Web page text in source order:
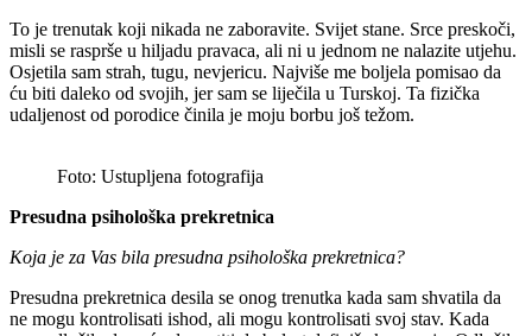
To je trenutak koji nikada ne zaboravite. Svijet stane. Srce preskoči,
misli se rasprše u hiljadu pravaca, ali ni u jednom ne nalazite utjehu.
Osjetila sam strah, tugu, nevjericu. Najviše me boljela pomisao da
ću biti daleko od svojih, jer sam se liječila u Turskoj. Ta fizička
udaljenost od porodice činila je moju borbu još težom.
Foto: Ustupljena fotografija
Presudna psihološka prekretnica
Koja je za Vas bila presudna psihološka prekretnica?
Presudna prekretnica desila se onog trenutka kada sam shvatila da
ne mogu kontrolisati ishod, ali mogu kontrolisati svoj stav. Kada